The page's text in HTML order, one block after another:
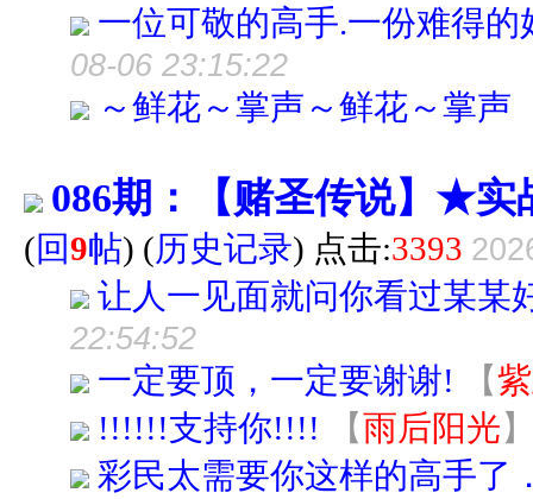
一位可敬的高手.一份难得
08-06 23:15:22
～鲜花～掌声～鲜花～掌声
086期：【赌圣传说】★
(回9帖) (历史记录) 点击:3393
让人一见面就问你看过某某
22:54:52
一定要顶，一定要谢谢! 【
!!!!!!支持你!!!!
【雨后阳光
彩民太需要你这样的高手了